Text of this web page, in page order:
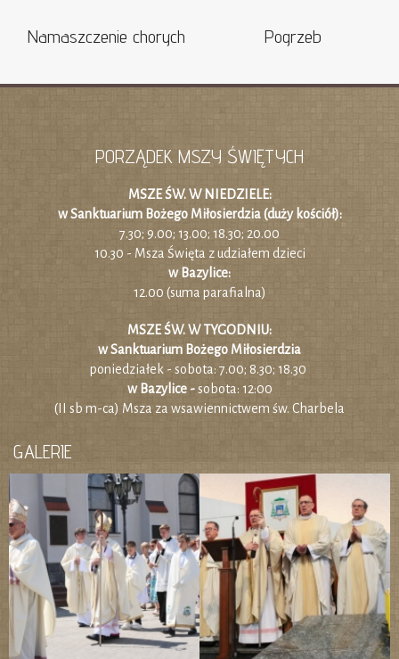
Namaszczenie chorych Pogrzeb
PORZĄDEK MSZY ŚWIĘTYCH
MSZE ŚW. W NIEDZIELE:
w Sanktuarium Bożego Miłosierdzia (duży kościół):
7.30; 9.00; 13.00; 18.30; 20.00
10.30 - Msza Święta z udziałem dzieci
w Bazylice:
12.00 (suma parafialna)
MSZE ŚW. W TYGODNIU:
w Sanktuarium Bożego Miłosierdzia
poniedziałek - sobota: 7.00; 8.30; 18.30
w Bazylice -sobota: 12:00
(II sb m-ca) Msza za wsawiennictwem św. Charbela
GALERIE